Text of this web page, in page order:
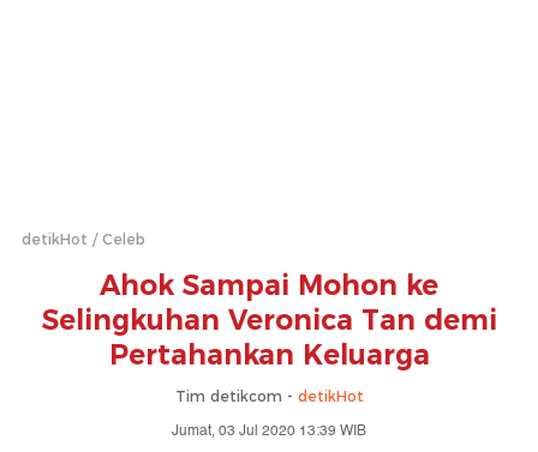
detikHot Celeb
Ahok Sampai Mohon ke
Selingkuhan Veronica Tan demi
Pertahankan Keluarga
Tim detikcom - detikHot
Jumat, 03 Jul 2020 13:39 WIB